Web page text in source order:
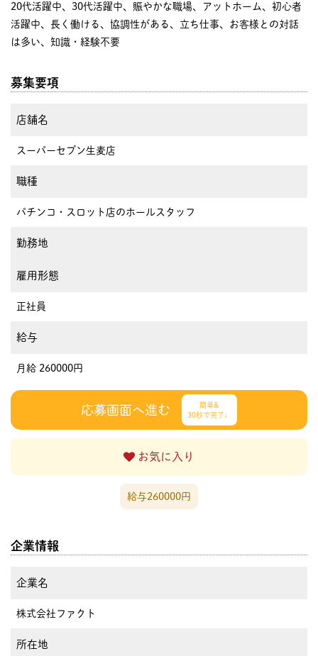
20代活躍中、30代活躍中、賑やかな職場、アットホーム、初心者
活躍中、長く働ける、協調性がある、立ち仕事、お客様との対話
は多い、知識・経験不要
募集要項
店舗名
スーパーセブン生麦店
職種
パチンコ・スロット店のホールスタッフ
勤務地
雇用形態
正社員
給与
月給 260000円
応募画面へ進む
簡単&
30秒で完了♩
お気に入り
給与260000円
企業情報
企業名
株式会社ファクト
所在地